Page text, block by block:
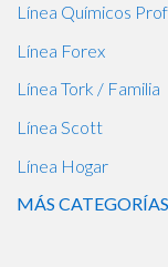
Línea Químicos
Línea Forex
Línea Tork / Familia
Línea Scott
Línea Hogar
MÁS